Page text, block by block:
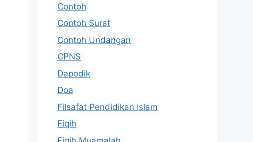
Contoh
Contoh Surat
Contoh Undangan
CPNS
Dapodik
Doa
Filsafat Pendidikan Islam
Fiqih